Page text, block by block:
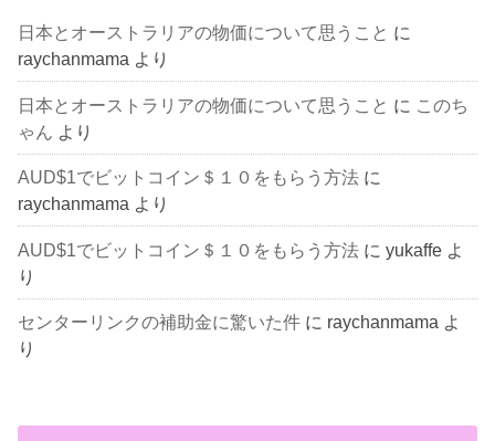
日本とオーストラリアの物価について思うこと に
raychanmama より
日本とオーストラリアの物価について思うこと に このち
ゃん より
AUD$1でビットコイン＄１０をもらう方法 に
raychanmama より
AUD$1でビットコイン＄１０をもらう方法 にyukaffe よ
り
センターリンクの補助金に驚いた件 に raychanmama よ
り